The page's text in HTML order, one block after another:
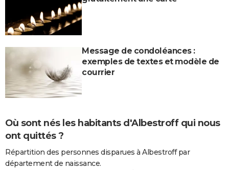
Message de condoléances :
exemples de textes et modèle de
courrier
Où sont nés les habitants d'Albestroff qui nous
ont quittés ?
Répartition des personnes disparues à Albestroff par
département de naissance.